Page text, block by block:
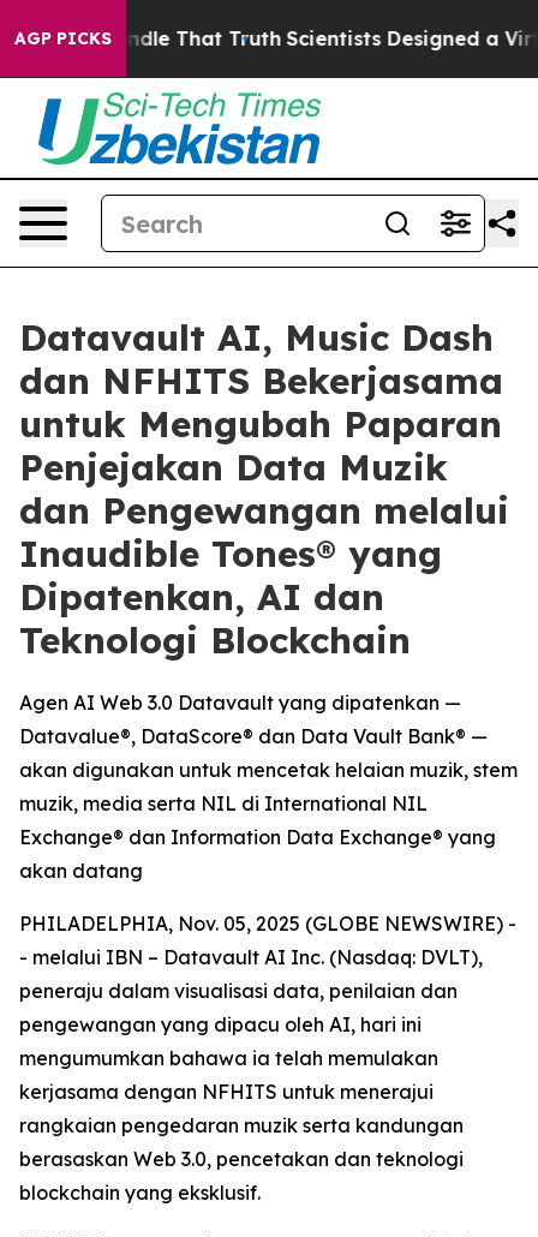
AGP PICKS
Handle That TruthScientists Designed a Virtual
Datavault AI, Music Dash
dan NFHITS Bekerjasama
untuk Mengubah Paparan
Penjejakan Data Muzik
dan Pengewangan melalui
Inaudible Tones® yang
Dipatenkan, AI dan
Teknologi Blockchain
Agen AI Web 3.0 Datavault yang dipatenkan —
Datavalue®, DataScore® dan Data Vault Bank® —
akan digunakan untuk mencetak helaian muzik, stem
muzik, media serta NIL di International NIL
Exchange® dan Information Data Exchange® yang
akan datang
PHILADELPHIA, Nov. 05, 2025 (GLOBE NEWSWIRE) -
- melalui IBN – Datavault AI Inc. (Nasdaq: DVLT),
peneraju dalam visualisasi data, penilaian dan
pengewangan yang dipacu oleh AI, hari ini
mengumumkan bahawa ia telah memulakan
kerjasama dengan NFHITS untuk menerajui
rangkaian pengedaran muzik serta kandungan
berasaskan Web 3.0, pencetakan dan teknologi
blockchain yang eksklusif.